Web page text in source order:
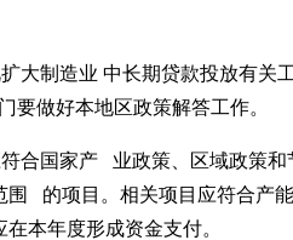
大制造业 中长期贷款投放有
要做好本地区政策解答工作。
合国家产 业政策、区域政策
围 的项目。相关项目应符合产
在本年度形成资金支付。